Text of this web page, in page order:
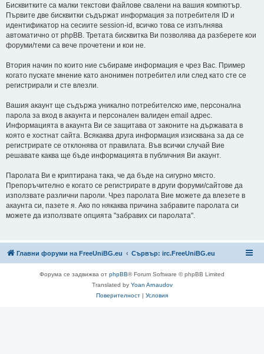
Бисквитките са малки текстови файлове свалени на вашия компютър.
Първите две бисквитки съдържат информация за потребителя ID и
идентификатор на сесиите session-id, всичко това се изпълнява
автоматично от phpBB. Третата бисквитка Ви позволява да разберете кои
форуми/теми са вече прочетени и кои не.
Втория начин по които ние събираме информация е чрез Вас. Пример
когато пускате мнение като анонимен потребител или след като сте се
регистрирали и сте влезли.
Вашия акаунт ще съдържа уникално потребителско име, персонална
парола за вход в акаунта и персонален валиден email адрес.
Информацията в акаунта Ви се защитава от законите на държавата в
която е хостнат сайта. Всякаква друга информация изисквана за да се
регистрирате се отклонява от правилата. Във всички случай Вие
решавате каква ще бъде информацията в публичния Ви акаунт.
Паролата Ви е криптирана така, че да бъде на сигурно място.
Препоръчително е когато се регистрирате в други форуми/сайтове да
използвате различни пароли. Чрез паролата Вие можете да влезете в
акаунта си, пазете я. Ако по някаква причина забравите паролата си
можете да използвате опцията "забравих си паролата".
Главни форуми на FreeUniBG.eu Сървър: irc.FreeUniBG.eu
Форума се задвижва от phpBB® Forum Software © phpBB Limited
Translated by Yoan Arnaudov
Поверителност | Условия